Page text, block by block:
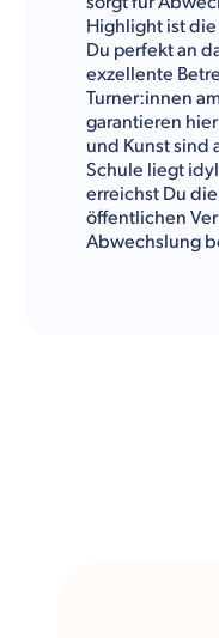
Highlight ist die
Du perfekt an
exzellente
Turner:innen
garantieren
und Kunst sind
Schule liegt
erreichst Du
öffentlichen
Abwechslung